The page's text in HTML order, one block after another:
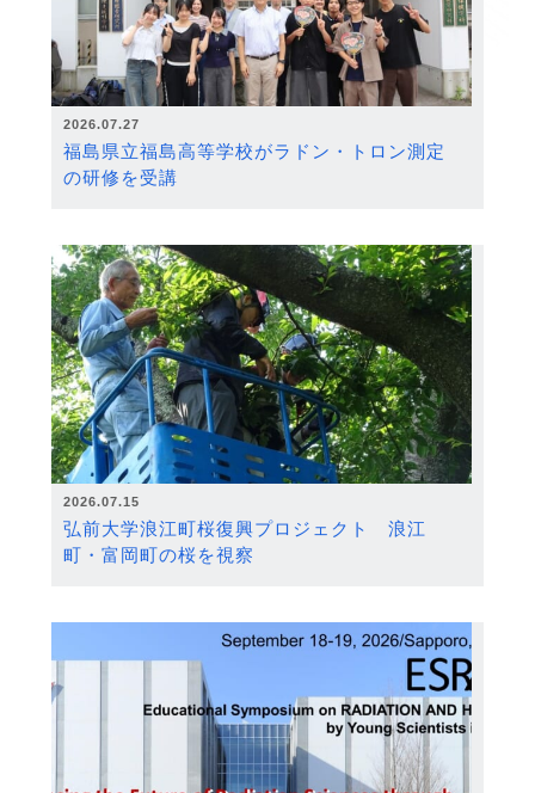
2026.07.27
福島県立福島高等学校がラドン・トロン測定
の研修を受講
2026.07.15
弘前大学浪江町桜復興プロジェクト 浪江
町・富岡町の桜を視察